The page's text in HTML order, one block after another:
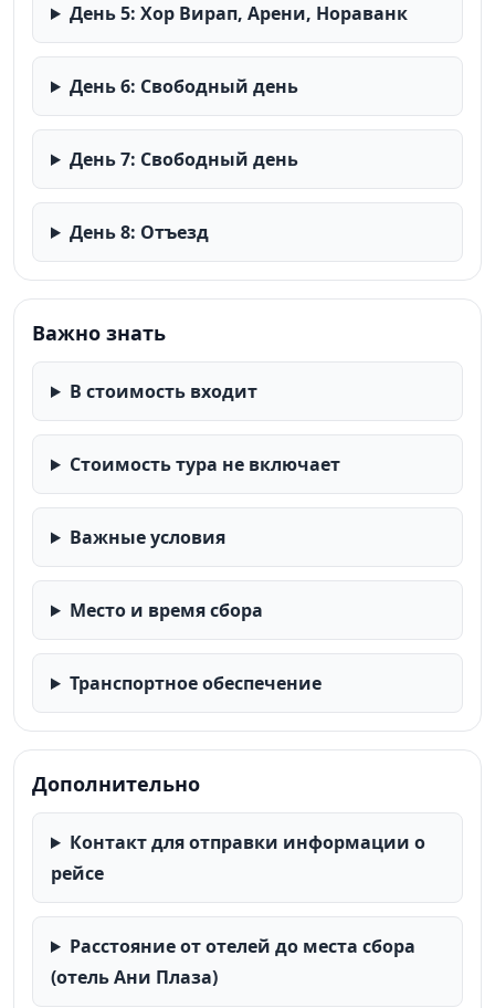
День 5: Хор Вирап, Арени, Нораванк
День 6: Свободный день
День 7: Свободный день
День 8: Отъезд
Важно знать
В стоимость входит
Стоимость тура не включает
Важные условия
Место и время сбора
Транспортное обеспечение
Дополнительно
Контакт для отправки информации о
рейсе
Расстояние от отелей до места сбора
(отель Ани Плаза)